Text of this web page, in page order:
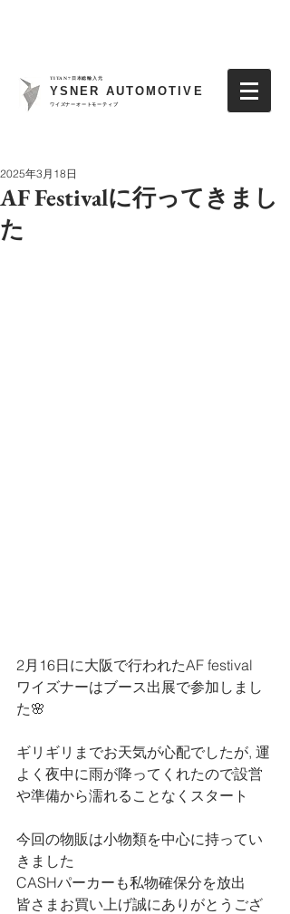
TITAN7日本総輸入元
YSNER AUTOMOTIVE
​ワイズナーオートモーティブ
AF Festivalに行ってきまし
た
2025年3月18日
2月16日に大阪で行われたAF festival
ワイズナーはブース出展で参加しまし
た🌸
ギリギリまでお天気が心配でしたが, 運
よく夜中に雨が降ってくれたので設営
や準備から濡れることなくスタート
今回の物販は小物類を中心に持ってい
きました
CASHパーカーも私物確保分を放出
皆さまお買い上げ誠にありがとうござ